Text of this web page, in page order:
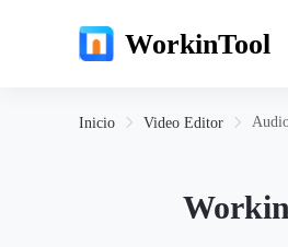
WorkinTool
Inicio Video Editor